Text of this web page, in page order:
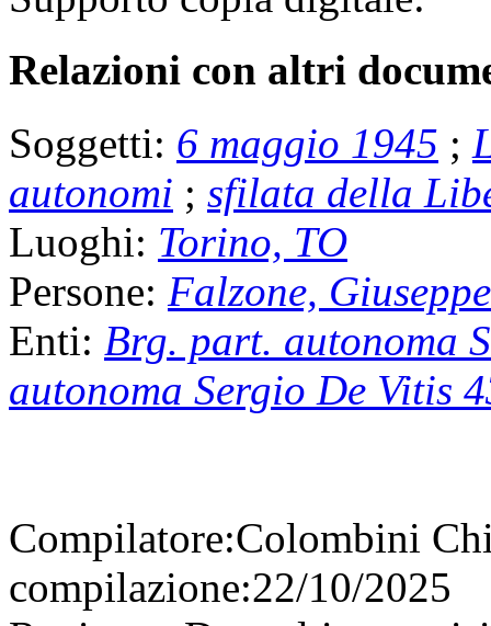
Relazioni con altri
Soggetti: 6 maggio 1945 ;
autonomi ; sfilata della
Luoghi: Torino, TO
Persone: Falzone, Giuseppe
Enti: Brg. part. autonoma
autonoma Sergio De Vitis
Compilatore:Colombini
compilazione:22/10/2025